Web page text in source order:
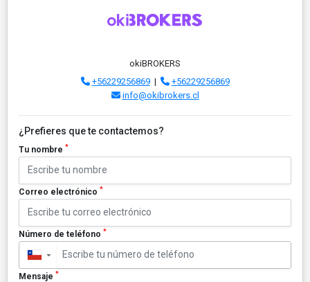
okiBROKERS
+56229256869|
+56229256869
info@okibrokers.cl
¿Prefieres que te contactemos?
Tu nombre *
Correo electrónico *
Número de teléfono *
▼
Mensaje *